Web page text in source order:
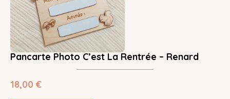
Pancarte Photo C’est La Rentrée – Renard
18,00 €